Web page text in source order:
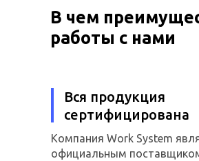
В чем
работы с нами
Вся продукция
сертифицирована
Компания Work System
официальным